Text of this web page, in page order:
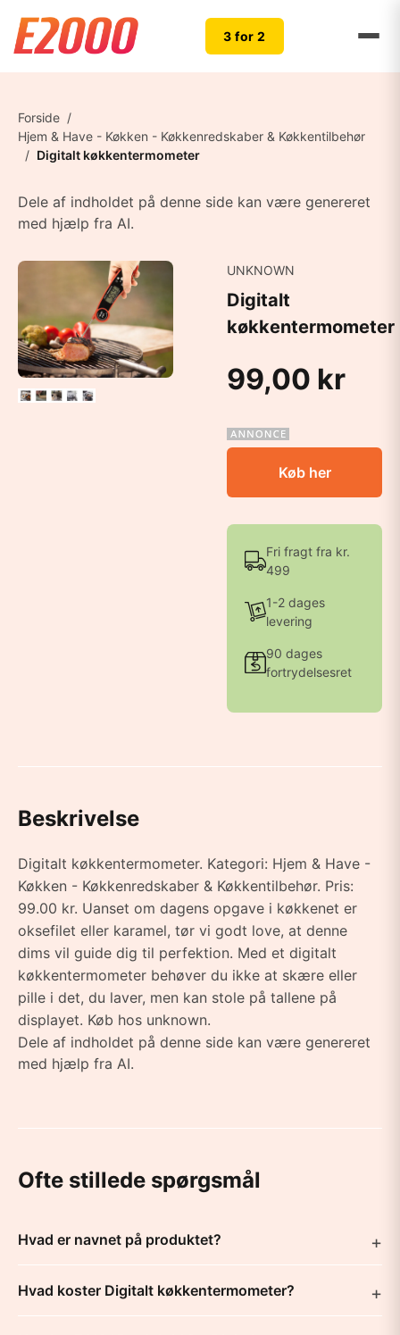
3 for 2
Forside /
Hjem & Have - Køkken - Køkkenredskaber & Køkkentilbehør
/ Digitalt køkkentermometer
Dele af indholdet på denne side kan være genereret
med hjælp fra AI.
UNKNOWN
Digitalt
køkkentermometer
99,00 kr
Køb her
Fri fragt fra kr.
499
1-2 dages
levering
90 dages
fortrydelsesret
Beskrivelse
Digitalt køkkentermometer. Kategori: Hjem & Have -
Køkken - Køkkenredskaber & Køkkentilbehør. Pris:
99.00 kr. Uanset om dagens opgave i køkkenet er
oksefilet eller karamel, tør vi godt love, at denne
dims vil guide dig til perfektion. Med et digitalt
køkkentermometer behøver du ikke at skære eller
pille i det, du laver, men kan stole på tallene på
displayet. Køb hos unknown.
Dele af indholdet på denne side kan være genereret
med hjælp fra AI.
Ofte stillede spørgsmål
Hvad er navnet på produktet?
Hvad koster Digitalt køkkentermometer?